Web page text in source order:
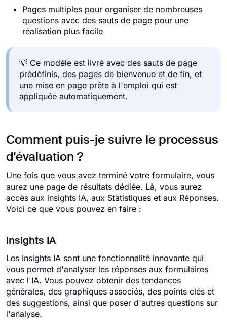
Pages multiples pour organiser de nombreuses
questions avec des sauts de page pour une
réalisation plus facile
💡 Ce modèle est livré avec des sauts de page
prédéfinis, des pages de bienvenue et de fin, et
une mise en page prête à l'emploi qui est
appliquée automatiquement.
Comment puis-je suivre le processus
d'évaluation ?
Une fois que vous avez terminé votre formulaire, vous
aurez une page de résultats dédiée. Là, vous aurez
accès aux insights IA, aux Statistiques et aux Réponses.
Voici ce que vous pouvez en faire :
Insights IA
Les Insights IA sont une fonctionnalité innovante qui
vous permet d'analyser les réponses aux formulaires
avec l'IA. Vous pouvez obtenir des tendances
générales, des graphiques associés, des points clés et
des suggestions, ainsi que poser d'autres questions sur
l'analyse.